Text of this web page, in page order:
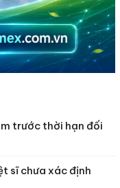
trước thời hạn đối
sĩ chưa xác định